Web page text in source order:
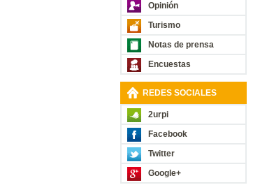
Opinión
Turismo
Notas de prensa
Encuestas
REDES SOCIALES
2urpi
Facebook
Twitter
Google+